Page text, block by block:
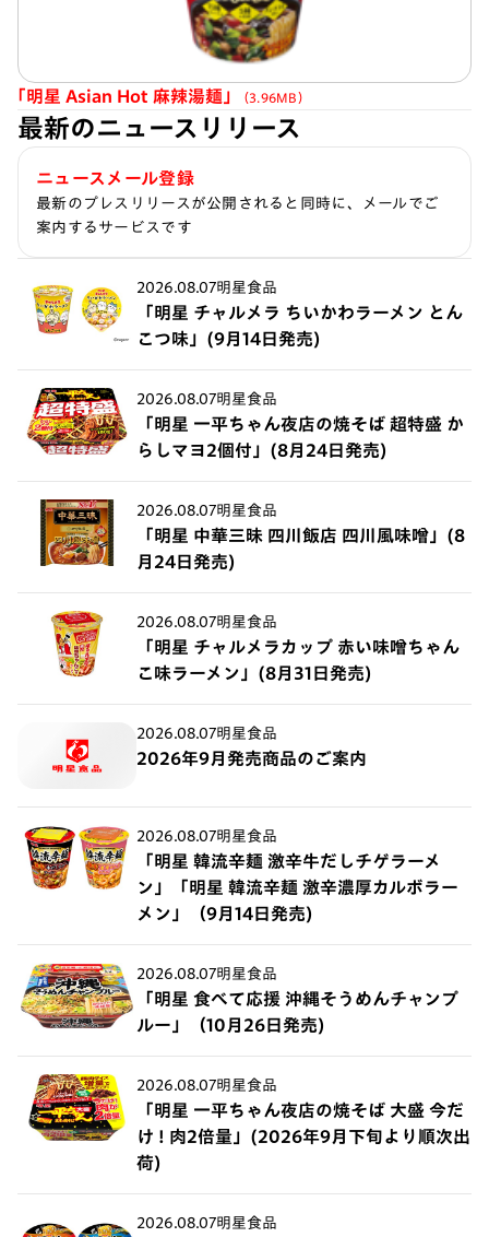
｢明星 Asian Hot 麻辣湯麺｣ （3.96MB）
最新のニュースリリース
ニュースメール登録
最新のプレスリリースが公開されると同時に、メールでご
案内するサービスです
2026.08.07明星食品
「明星 チャルメラ ちいかわラーメン とん
こつ味」(9月14日発売)
2026.08.07明星食品
「明星 一平ちゃん夜店の焼そば 超特盛 か
らしマヨ2個付」(8月24日発売)
2026.08.07明星食品
「明星 中華三昧 四川飯店 四川風味噌」(8
月24日発売)
2026.08.07明星食品
「明星 チャルメラカップ 赤い味噌ちゃん
こ味ラーメン」(8月31日発売)
2026.08.07明星食品
2026年9月発売商品のご案内
2026.08.07明星食品
「明星 韓流辛麺 激辛牛だしチゲラーメ
ン」「明星 韓流辛麺 激辛濃厚カルボラー
メン」（9月14日発売)
2026.08.07明星食品
「明星 食べて応援 沖縄そうめんチャンプ
ルー」（10月26日発売)
2026.08.07明星食品
「明星 一平ちゃん夜店の焼そば 大盛 今だ
け ! 肉2倍量」(2026年9月下旬より順次出
荷)
2026.08.07明星食品